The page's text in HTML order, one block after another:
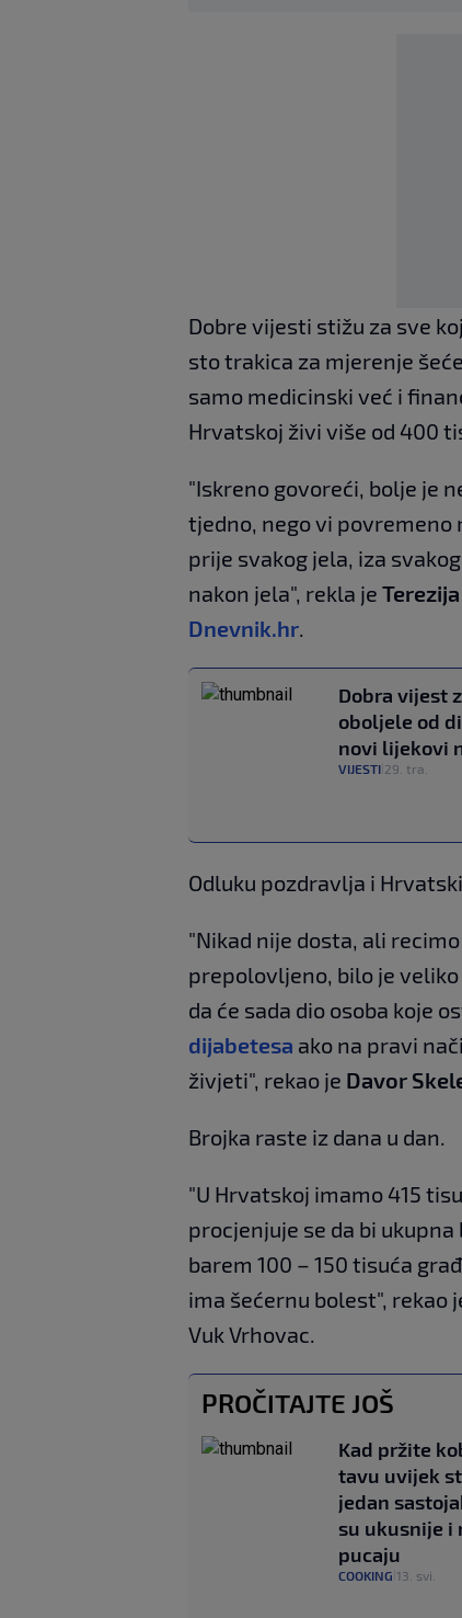
Dobre vijesti stižu za sve
sto trakica za mjerenje
samo medicinski već i
Hrvatskoj živi više od 400
"Iskreno govoreći, bolje je
tjedno, nego vi
prije svakog jela, iza
nakon jela", rekla je
Dnevnik.hr
Dobra vijest
oboljele od
novi lijekovi
VIJESTI 29. tra.
Odluku pozdravlja i
"Nikad nije dosta, ali
prepolovljeno, bilo je
da će sada dio osoba koje
dijabetesa ako na pravi
živjeti", rekao je Davor
Brojka raste iz dana u dan.
"U Hrvatskoj imamo 415
procjenjuje se da bi
barem 100 – 150 tisuća
ima šećernu bolest", rekao
Vuk Vrhovac.
PROČITAJTE JOŠ
Kad pržite
tavu uvijek
jedan
su ukusnije i
pucaju
COOKING 13. svi.